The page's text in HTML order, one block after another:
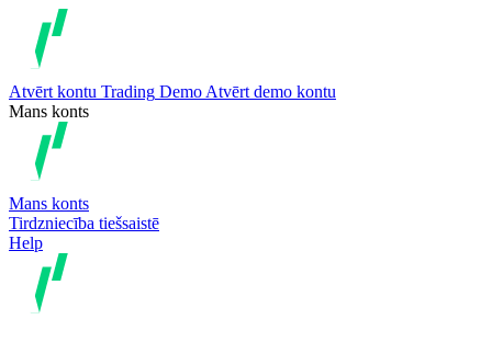
Atvērt kontu Trading Demo Atvērt demo kontu
Mans konts
Mans konts
Tirdzniecība tiešsaistē
Help